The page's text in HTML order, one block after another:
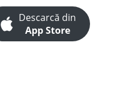
Descarcă din
App Store